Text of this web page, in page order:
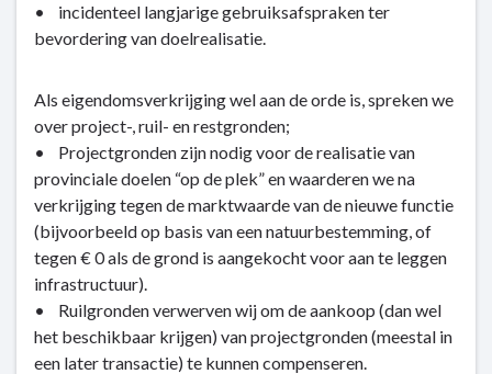
• incidenteel langjarige gebruiksafspraken ter
bevordering van doelrealisatie.
Als eigendomsverkrijging wel aan de orde is, spreken we
over project-, ruil- en restgronden;
• Projectgronden zijn nodig voor de realisatie van
provinciale doelen “op de plek” en waarderen we na
verkrijging tegen de marktwaarde van de nieuwe functie
(bijvoorbeeld op basis van een natuurbestemming, of
tegen € 0 als de grond is aangekocht voor aan te leggen
infrastructuur).
• Ruilgronden verwerven wij om de aankoop (dan wel
het beschikbaar krijgen) van projectgronden (meestal in
een later transactie) te kunnen compenseren.